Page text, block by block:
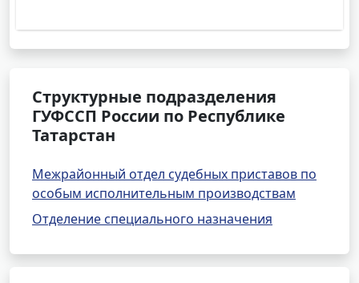
Структурные подразделения
ГУФССП России по Республике
Татарстан
Межрайонный отдел судебных приставов по
особым исполнительным производствам
Отделение специального назначения